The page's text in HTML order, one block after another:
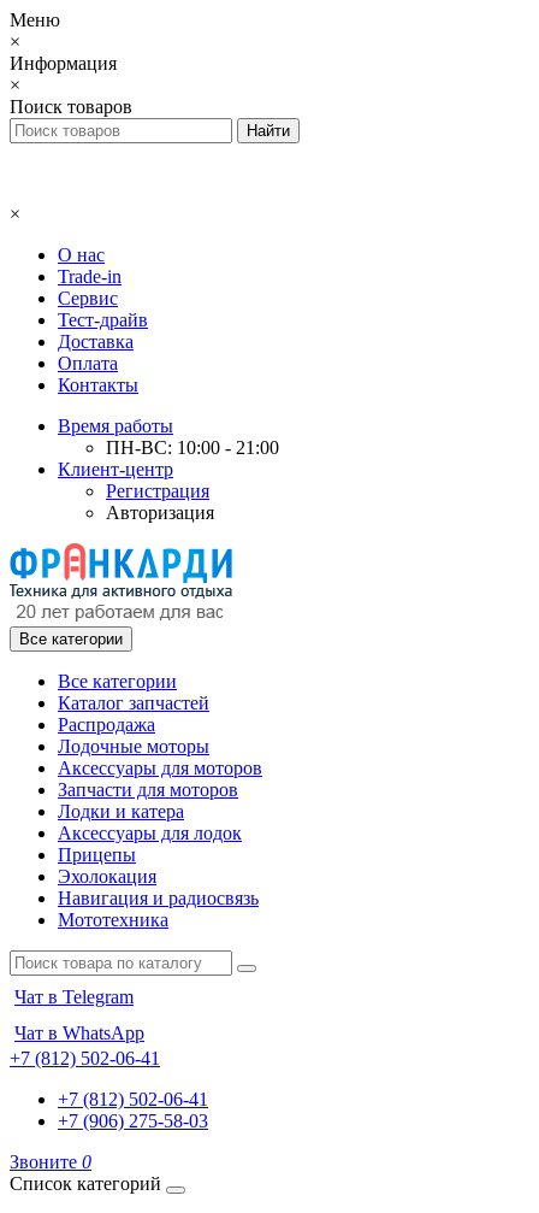
Меню
×
Информация
×
Поиск товаров
×
О нас
Trade-in
Сервис
Тест-драйв
Доставка
Оплата
Контакты
Время работы
ПН-ВС: 10:00 - 21:00
Клиент-центр
Регистрация
Авторизация
Все категории
Все категории
Каталог запчастей
Распродажа
Лодочные моторы
Аксессуары для моторов
Запчасти для моторов
Лодки и катера
Аксессуары для лодок
Прицепы
Эхолокация
Навигация и радиосвязь
Мототехника
Чат в Telegram
Чат в WhatsApp
+7 (812) 502-06-41
+7 (812) 502-06-41
+7 (906) 275-58-03
Звоните 0
Список категорий